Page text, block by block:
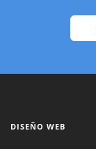
DISEÑO WEB